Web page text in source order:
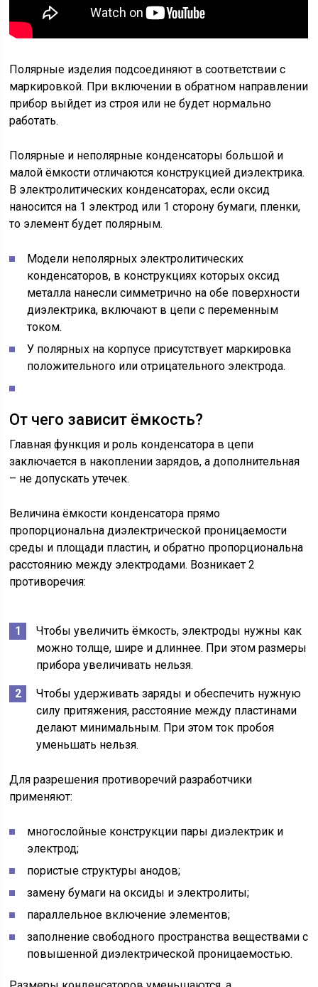
Полярные изделия подсоединяют в соответствии с
маркировкой. При включении в обратном направлении
прибор выйдет из строя или не будет нормально
работать.
Полярные и неполярные конденсаторы большой и
малой ёмкости отличаются конструкцией диэлектрика.
В электролитических конденсаторах, если оксид
наносится на 1 электрод или 1 сторону бумаги, пленки,
то элемент будет полярным.
Модели неполярных электролитических
конденсаторов, в конструкциях которых оксид
металла нанесли симметрично на обе поверхности
диэлектрика, включают в цепи с переменным
током.
У полярных на корпусе присутствует маркировка
положительного или отрицательного электрода.
От чего зависит ёмкость?
Главная функция и роль конденсатора в цепи
заключается в накоплении зарядов, а дополнительная
– не допускать утечек.
Величина ёмкости конденсатора прямо
пропорциональна диэлектрической проницаемости
среды и площади пластин, и обратно пропорциональна
расстоянию между электродами. Возникает 2
противоречия:
Чтобы увеличить ёмкость, электроды нужны как
можно толще, шире и длиннее. При этом размеры
прибора увеличивать нельзя.
Чтобы удерживать заряды и обеспечить нужную
силу притяжения, расстояние между пластинами
делают минимальным. При этом ток пробоя
уменьшать нельзя.
Для разрешения противоречий разработчики
применяют:
многослойные конструкции пары диэлектрик и
электрод;
пористые структуры анодов;
замену бумаги на оксиды и электролиты;
параллельное включение элементов;
заполнение свободного пространства веществами с
повышенной диэлектрической проницаемостью.